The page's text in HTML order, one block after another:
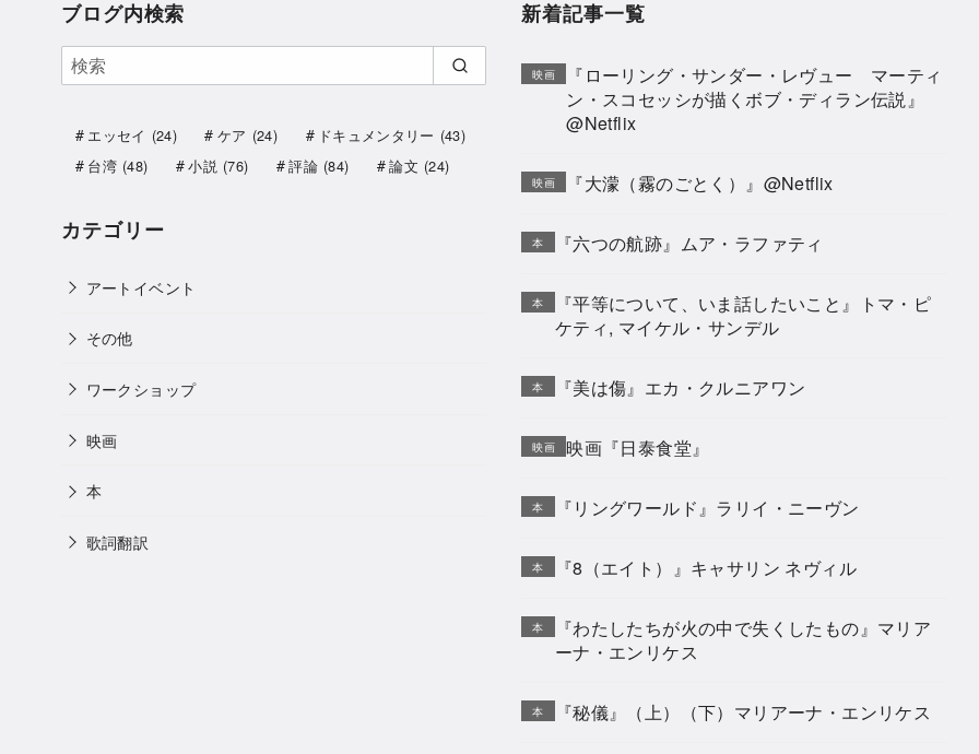
ブログ内検索
エッセイ (24) ケア (24) ドキュメンタリー (43)
台湾 (48) 小説 (76) 評論 (84) 論文 (24)
カテゴリー
アートイベント
その他
ワークショップ
映画
本
歌詞翻訳
新着記事一覧
映画
『ローリング・サンダー・レヴュー マーティ
ン・スコセッシが描くボブ・ディラン伝説』
@Netflix
映画 『大濛（霧のごとく）』@Netflix
本 『六つの航跡』ムア・ラファティ
本
『平等について、いま話したいこと』トマ・ピ
ケティ, マイケル・サンデル
本 『美は傷』エカ・クルニアワン
映画 映画『日泰食堂』
本 『リングワールド』ラリイ・ニーヴン
本 『8（エイト）』キャサリン ネヴィル
本
『わたしたちが火の中で失くしたもの』マリア
ーナ・エンリケス
本 『秘儀』（上）（下）マリアーナ・エンリケス